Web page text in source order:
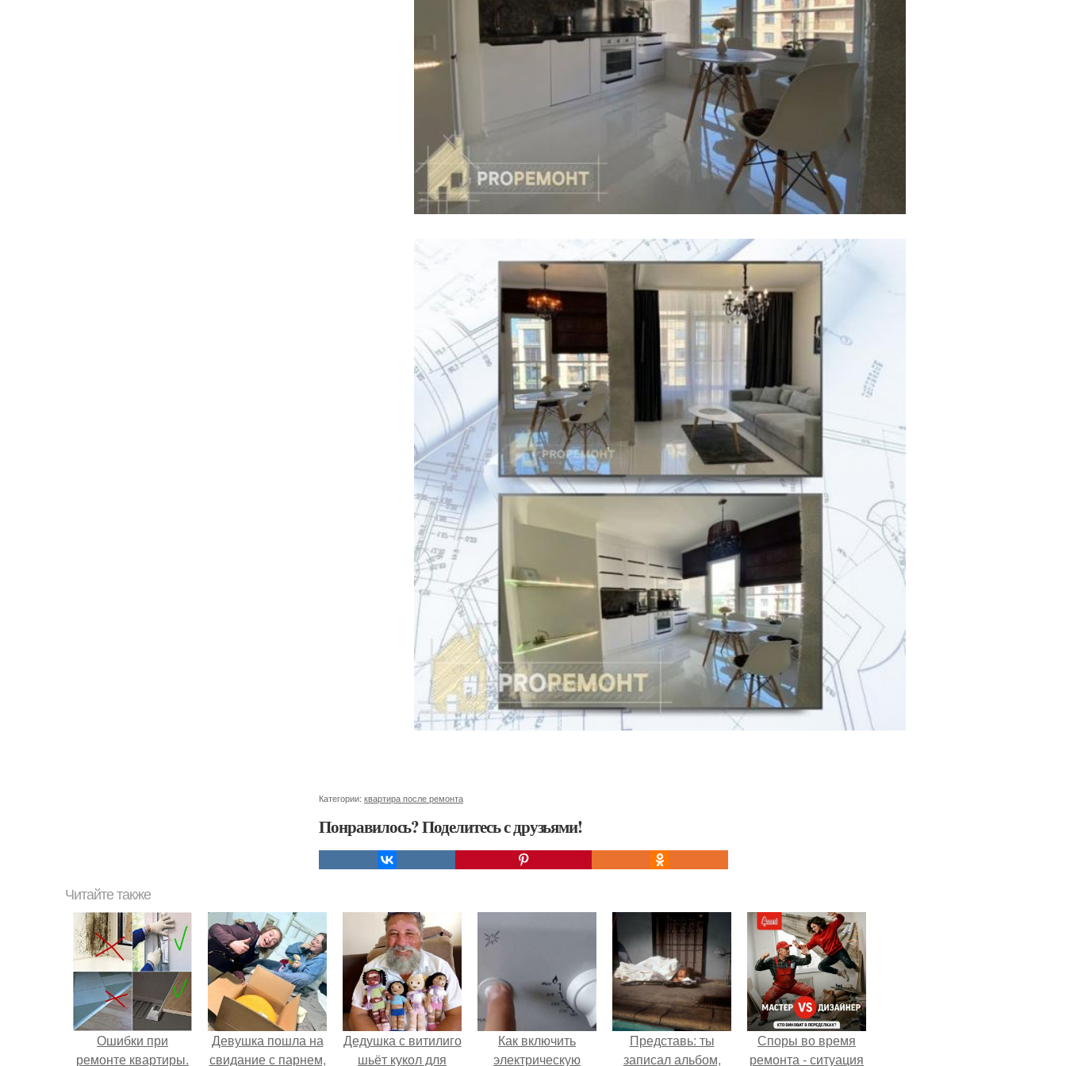
Категории: квартира после ремонта
Понравилось? Поделитесь с друзьями!
Читайте также
Ошибки при
ремонте квартиры.
Девушка пошла на
свидание с парнем,
Дедушка с витилиго
шьёт кукол для
Как включить
электрическую
Представь: ты
записал альбом,
Споры во время
ремонта - ситуация